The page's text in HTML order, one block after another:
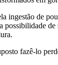
ingestão de
possibilidade de
fazê-lo